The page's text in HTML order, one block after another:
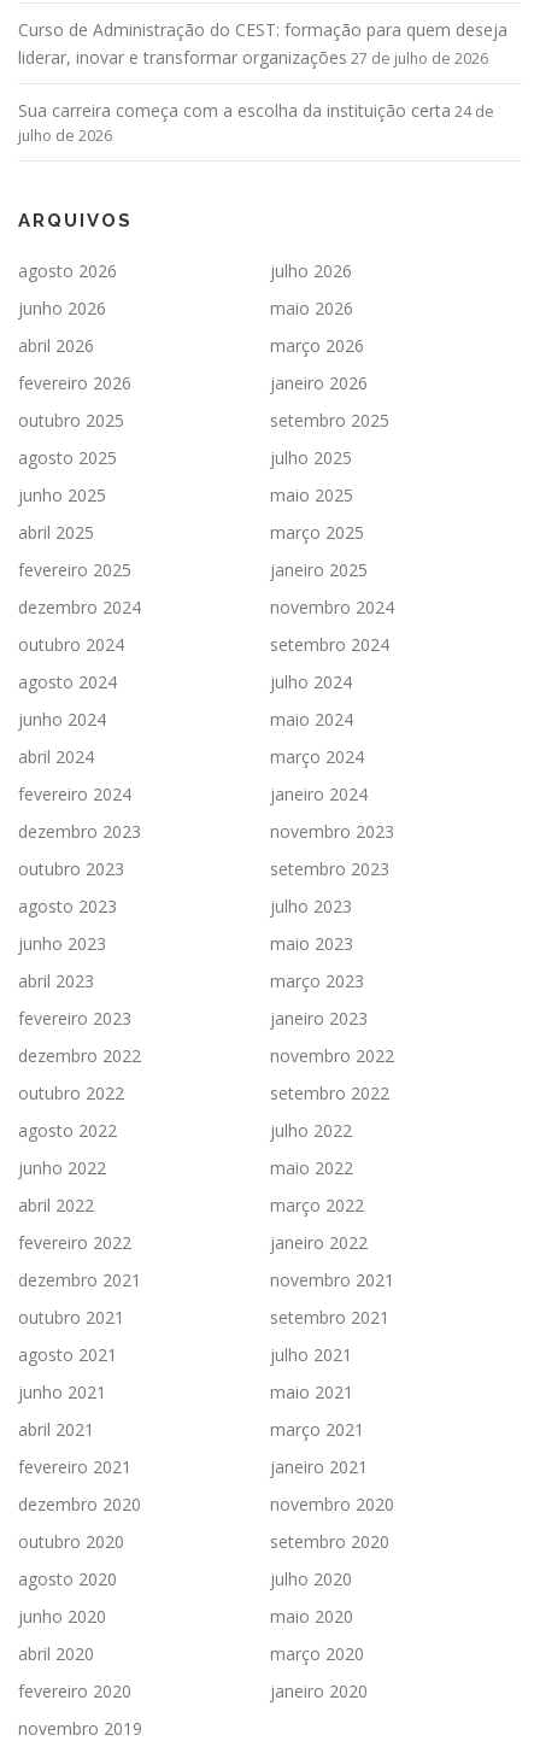
Curso de Administração do CEST: formação para quem deseja
liderar, inovar e transformar organizações 27 de julho de 2026
Sua carreira começa com a escolha da instituição certa 24 de
julho de 2026
ARQUIVOS
agosto 2026
julho 2026
junho 2026
maio 2026
abril 2026
março 2026
fevereiro 2026
janeiro 2026
outubro 2025
setembro 2025
agosto 2025
julho 2025
junho 2025
maio 2025
abril 2025
março 2025
fevereiro 2025
janeiro 2025
dezembro 2024
novembro 2024
outubro 2024
setembro 2024
agosto 2024
julho 2024
junho 2024
maio 2024
abril 2024
março 2024
fevereiro 2024
janeiro 2024
dezembro 2023
novembro 2023
outubro 2023
setembro 2023
agosto 2023
julho 2023
junho 2023
maio 2023
abril 2023
março 2023
fevereiro 2023
janeiro 2023
dezembro 2022
novembro 2022
outubro 2022
setembro 2022
agosto 2022
julho 2022
junho 2022
maio 2022
abril 2022
março 2022
fevereiro 2022
janeiro 2022
dezembro 2021
novembro 2021
outubro 2021
setembro 2021
agosto 2021
julho 2021
junho 2021
maio 2021
abril 2021
março 2021
fevereiro 2021
janeiro 2021
dezembro 2020
novembro 2020
outubro 2020
setembro 2020
agosto 2020
julho 2020
junho 2020
maio 2020
abril 2020
março 2020
fevereiro 2020
janeiro 2020
novembro 2019